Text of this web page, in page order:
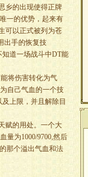
乡的出现使得正牌
一的优势，起来有
可以正式被列为苍
出手的恢复技
道一场战斗中DT能
将伤害转化为气
自己气血的一个技
上限，并且解除目
赋的用处。一个大
量为1000/9700,然后
那个溢出气血和法